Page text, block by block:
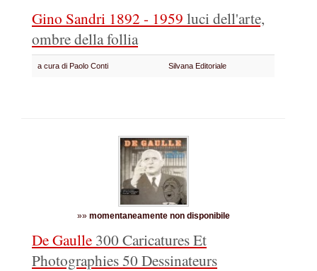
Gino Sandri 1892 - 1959 luci dell'arte,
ombre della follia
a cura di Paolo Conti Silvana Editoriale
»» momentaneamente non disponibile
De Gaulle 300 Caricatures Et
Photographies50 Dessinateurs